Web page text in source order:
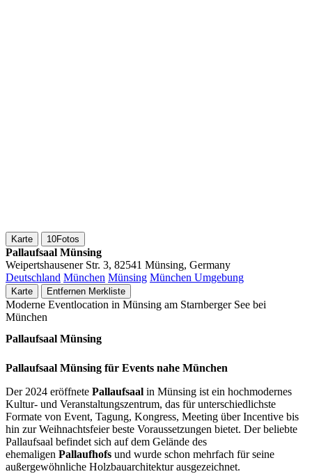
Karte 10Fotos
Pallaufsaal Münsing
Weipertshausener Str. 3, 82541 Münsing, Germany
Deutschland München Münsing München Umgebung
Karte Entfernen Merkliste
Moderne Eventlocation in Münsing am Starnberger See bei
München
Pallaufsaal Münsing
Pallaufsaal Münsing für Events nahe München
Der 2024 eröffnete Pallaufsaal in Münsing ist ein hochmodernes
Kultur- und Veranstaltungszentrum, das für unterschiedlichste
Formate von Event, Tagung, Kongress, Meeting über Incentive bis
hin zur Weihnachtsfeier beste Voraussetzungen bietet. Der beliebte
Pallaufsaal befindet sich auf dem Gelände des
ehemaligen Pallaufhofs und wurde schon mehrfach für seine
außergewöhnliche Holzbauarchitektur ausgezeichnet.